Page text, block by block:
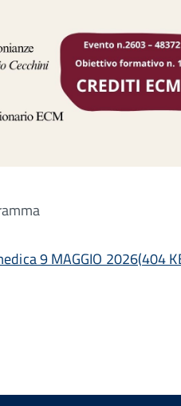
9 MAGGIO 2026(404